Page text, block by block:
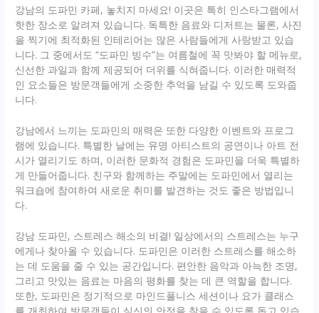
강남의 도파민 카페, 놓치지 마세요! 이곳은 특히 인스타그램에서
핫한 장소로 알려져 있습니다. 독특한 음료와 디저트는 물론, 사진
을 찍기에 최적화된 인테리어는 많은 사람들에게 사랑받고 있습
니다. 그 중에서도 “도파민 빙수”는 여름철에 꼭 맛봐야 할 메뉴로,
신선한 과일과 함께 제공되어 더위를 식혀줍니다. 이러한 매력적
인 요소들은 방문객들에게 소중한 추억을 남길 수 있도록 도와줍
니다.
강남에서 느끼는 도파민의 매력은 또한 다양한 이벤트와 프로그
램에 있습니다. 특별한 날에는 유명 아티스트의 공연이나 아트 전
시가 열리기도 하며, 이러한 문화적 경험은 도파민을 더욱 특별하
게 만들어줍니다. 친구와 함께하는 주말에는 도파민에서 열리는
워크숍에 참여하여 새로운 취미를 발견하는 것도 좋은 방법입니
다.
강남 도파민, 스트레스 해소의 비결! 일상에서의 스트레스는 누구
에게나 찾아올 수 있습니다. 도파민은 이러한 스트레스를 해소하
는 데 도움을 줄 수 있는 공간입니다. 편안한 음악과 아늑한 조명,
그리고 맛있는 음료는 마음의 평화를 찾는 데 큰 역할을 합니다.
또한, 도파민은 정기적으로 마인드풀니스 세션이나 요가 클래스